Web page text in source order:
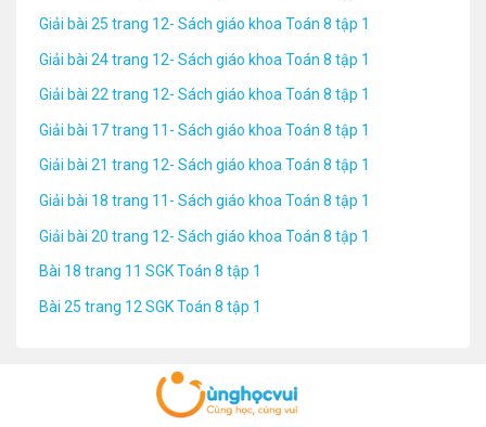
Giải bài 25 trang 12- Sách giáo khoa Toán 8 tập 1
Giải bài 24 trang 12- Sách giáo khoa Toán 8 tập 1
Giải bài 22 trang 12- Sách giáo khoa Toán 8 tập 1
Giải bài 17 trang 11- Sách giáo khoa Toán 8 tập 1
Giải bài 21 trang 12- Sách giáo khoa Toán 8 tập 1
Giải bài 18 trang 11- Sách giáo khoa Toán 8 tập 1
Giải bài 20 trang 12- Sách giáo khoa Toán 8 tập 1
Bài 18 trang 11 SGK Toán 8 tập 1
Bài 25 trang 12 SGK Toán 8 tập 1